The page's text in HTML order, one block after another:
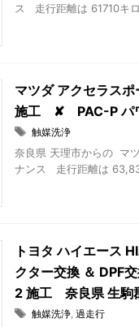
ス 走行距離は 61710キ
マツダ アクセラス
施工 ✘ PAC-P パワ
触媒洗浄
奈良県 天理市からの マ
ナンス 走行距離は
トヨタ ハイエース
クター交換 ＆ DPF
2 施工 奈良県 生駒
触媒洗浄, 過走行